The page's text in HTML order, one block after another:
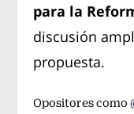
para la
discusión
propuesta.
Opositores como